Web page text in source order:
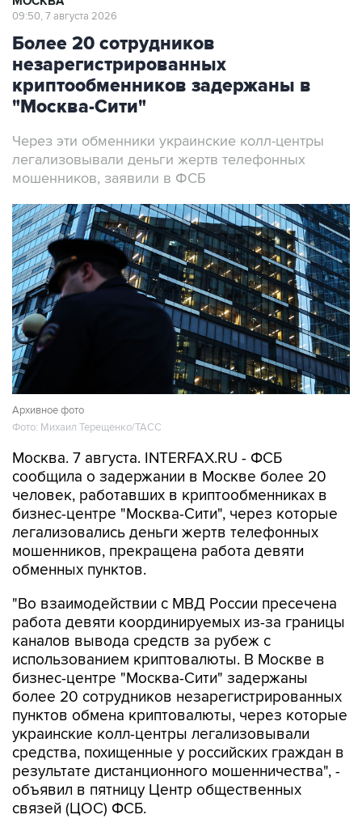
09:50, 7 августа 2026
Более 20 сотрудников
незарегистрированных
криптообменников задержаны в
"Москва-Сити"
Через эти обменники украинские колл-центры
легализовывали деньги жертв телефонных
мошенников, заявили в ФСБ
Архивное фото
Фото: Михаил Терещенко/ТАСС
Москва. 7 августа. INTERFAX.RU - ФСБ
сообщила о задержании в Москве более 20
человек, работавших в криптообменниках в
бизнес-центре "Москва-Сити", через которые
легализовались деньги жертв телефонных
мошенников, прекращена работа девяти
обменных пунктов.
"Во взаимодействии с МВД России пресечена
работа девяти координируемых из-за границы
каналов вывода средств за рубеж с
использованием криптовалюты. В Москве в
бизнес-центре "Москва-Сити" задержаны
более 20 сотрудников незарегистрированных
пунктов обмена криптовалюты, через которые
украинские колл-центры легализовывали
средства, похищенные у российских граждан в
результате дистанционного мошенничества", -
объявил в пятницу Центр общественных
связей (ЦОС) ФСБ.